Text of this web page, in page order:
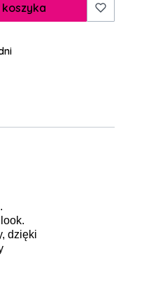
dzięki